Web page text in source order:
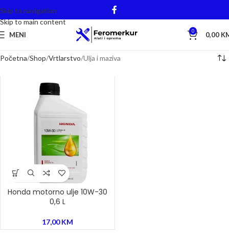
Skip to navigation
Skip to main content
MENI 0 0,00
Početna Shop Vrtlarstvo Ulja i maziva
Honda motorno ulje 10W-30
0,6 L
17,00KM